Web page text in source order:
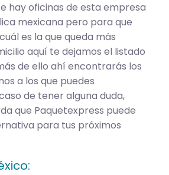
hay oficinas de esta empresa
mexicana pero para que
es la que queda más
aquí te dejamos el listado
de ello ahí encontrarás los
a los que puedes
de tener alguna duda,
que Paquetexpress puede
para tus próximos